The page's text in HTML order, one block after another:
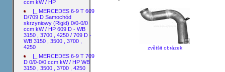
ccm kW / HP
|_ MERCEDES 6-9 T 609
D/709 D Samochód
skrzyniowy (Rigid) 0/0-0/0
ccm kW / HP 609 D - WB
3150 , 3700 , 4250 / 709 D -
WB 3150 , 3500 , 3700 ,
4250
|_ MERCEDES 6-9 T 709
D 0/0-0/0 ccm kW / HP WB
3150 , 3500 , 3700 , 4250
zvětšit obrázek